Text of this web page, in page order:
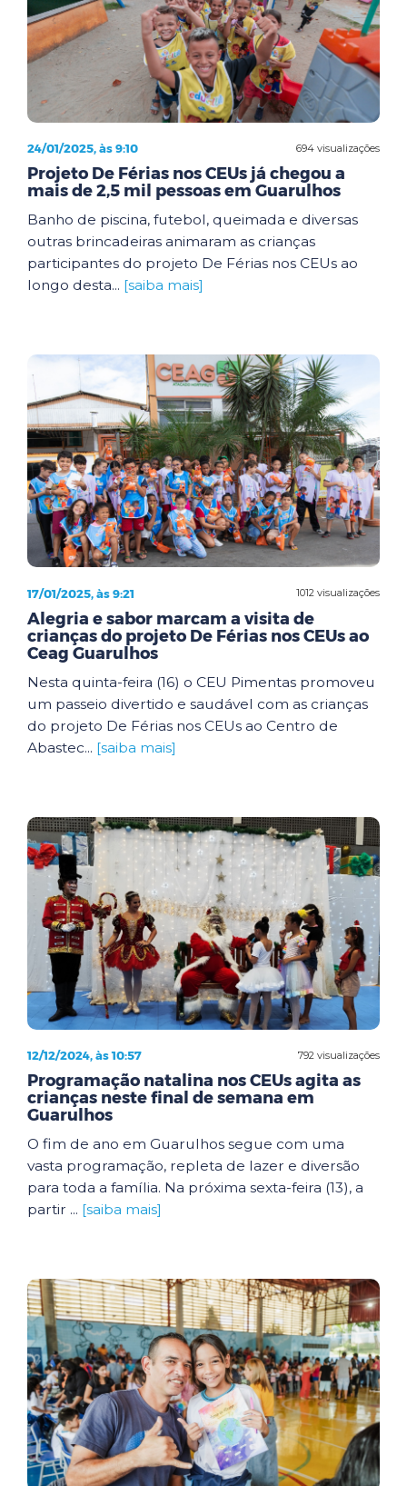
694 visualizações
24/01/2025, às 9:10
Projeto De Férias nos CEUs já chegou a
mais de 2,5 mil pessoas em Guarulhos
Banho de piscina, futebol, queimada e diversas
outras brincadeiras animaram as crianças
participantes do projeto De Férias nos CEUs ao
longo desta... [saiba mais]
1012 visualizações
17/01/2025, às 9:21
Alegria e sabor marcam a visita de
crianças do projeto De Férias nos CEUs ao
Ceag Guarulhos
Nesta quinta-feira (16) o CEU Pimentas promoveu
um passeio divertido e saudável com as crianças
do projeto De Férias nos CEUs ao Centro de
Abastec... [saiba mais]
792 visualizações
12/12/2024, às 10:57
Programação natalina nos CEUs agita as
crianças neste final de semana em
Guarulhos
O fim de ano em Guarulhos segue com uma
vasta programação, repleta de lazer e diversão
para toda a família. Na próxima sexta-feira (13), a
partir ... [saiba mais]